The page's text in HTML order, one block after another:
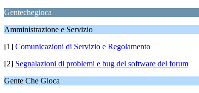
Gentechegioca
Amministrazione e Servizio
[1] Comunicazioni di Servizio e Regolamento
[2] Segnalazioni di problemi e bug del software del forum
Gente Che Gioca